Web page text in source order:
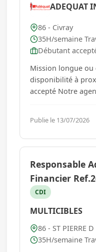
ADEQUAT
86 - Civray
35H/semaine
Débutant
Mission longue
disponibilité à
accepté Notre agence Adéquat de RUFFEC
amener à faire de
produits. -Vous
Publie le 13/07/2026
Responsable
Financier
CDI
MULTICIBLES
86 - ST PIERRE
35H/semaine